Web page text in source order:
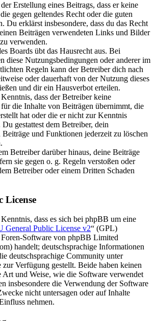
Erstellung eines Beitrags, dass er keine
gegen geltendes Recht oder die guten
Du erklärst insbesondere, dass du das Recht
Beiträgen verwendeten Links und Bilder
verwenden.
Boards übt das Hausrecht aus. Bei
diese Nutzungsbedingungen oder anderer im
Regeln kann der Betreiber dich nach
oder dauerhaft von der Nutzung dieses
und dir ein Hausverbot erteilen.
dass der Betreiber keine
die Inhalte von Beiträgen übernimmt, die
hat oder die er nicht zur Kenntnis
Du gestattest dem Betreiber, dein
und Funktionen jederzeit zu löschen
Betreiber darüber hinaus, deine Beiträge
sie gegen o. g. Regeln verstoßen oder
Betreiber oder einem Dritten Schaden
License
dass es sich bei phpBB um eine
General Public License v2“ (GPL)
Foren-Software von phpBB Limited
handelt; deutschsprachige Informationen
deutschsprachige Community unter
Verfügung gestellt. Beide haben keinen
Art und Weise, wie die Software verwendet
insbesondere die Verwendung der Software
nicht untersagen oder auf Inhalte
nehmen.